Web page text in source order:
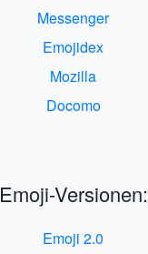
Messenger
Emojidex
Mozilla
Docomo
Emoji-Versionen:
Emoji 2.0